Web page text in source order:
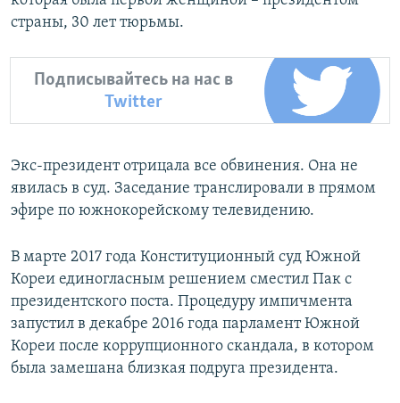
страны, 30 лет тюрьмы.
Подписывайтесь на нас в
Twitter
Экс-президент отрицала все обвинения. Она не
явилась в суд. Заседание транслировали в прямом
эфире по южнокорейскому телевидению.
В марте 2017 года Конституционный суд Южной
Кореи единогласным решением сместил Пак с
президентского поста. Процедуру импичмента
запустил в декабре 2016 года парламент Южной
Кореи после коррупционного скандала, в котором
была замешана близкая подруга президента.